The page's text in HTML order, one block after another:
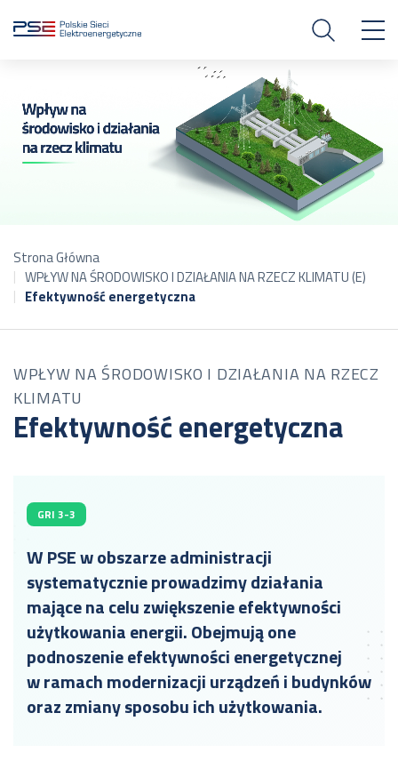
Strona Główna
WPŁYW NA ŚRODOWISKO I DZIAŁANIA NA RZECZ KLIMATU (E)
Efektywność energetyczna
WPŁYW NA ŚRODOWISKO I DZIAŁANIA NA RZECZ
KLIMATU
Efektywność energetyczna
GRI 3-3
W PSE w obszarze administracji
systematycznie prowadzimy działania
mające na celu zwiększenie efektywności
użytkowania energii. Obejmują one
podnoszenie efektywności energetycznej
w ramach modernizacji urządzeń i budynków
oraz zmiany sposobu ich użytkowania.